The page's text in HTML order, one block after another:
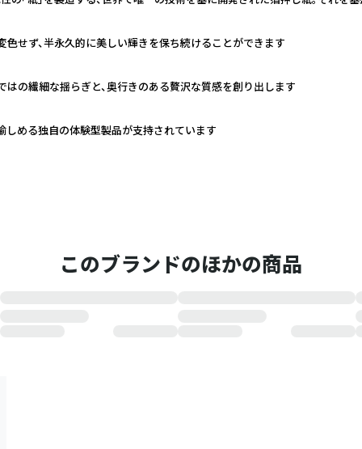
色せず、半永久的に美しい輝きを保ち続けることができます
の繊細な揺らぎと、奥行きのある贅沢な質感を創り出します
しめる独自の体験型製品が支持されています
このブランドのほかの商品